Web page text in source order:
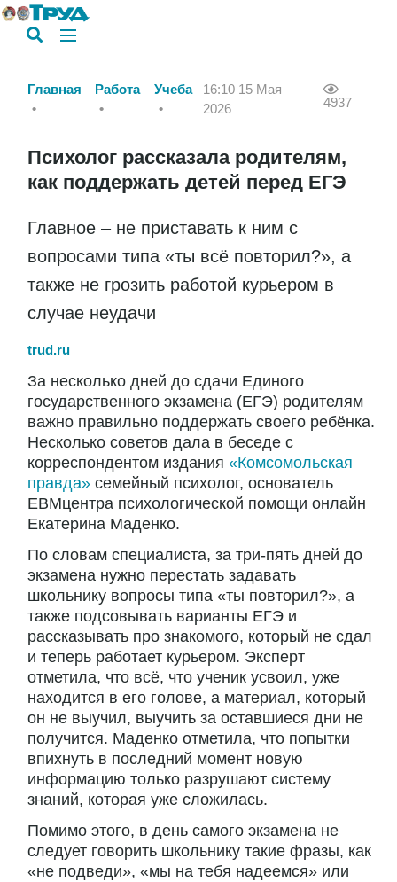
Главная Работа Учеба
16:10 15 Мая
2026
4937
Психолог рассказала родителям,
как поддержать детей перед ЕГЭ
Главное – не приставать к ним с
вопросами типа «ты всё повторил?», а
также не грозить работой курьером в
случае неудачи
trud.ru
За несколько дней до сдачи Единого
государственного экзамена (ЕГЭ) родителям
важно правильно поддержать своего ребёнка.
Несколько советов дала в беседе с
корреспондентом издания «Комсомольская
правда» семейный психолог, основатель
ЕВМцентра психологической помощи онлайн
Екатерина Маденко.
По словам специалиста, за три-пять дней до
экзамена нужно перестать задавать
школьнику вопросы типа «ты повторил?», а
также подсовывать варианты ЕГЭ и
рассказывать про знакомого, который не сдал
и теперь работает курьером. Эксперт
отметила, что всё, что ученик усвоил, уже
находится в его голове, а материал, который
он не выучил, выучить за оставшиеся дни не
получится. Маденко отметила, что попытки
впихнуть в последний момент новую
информацию только разрушают систему
знаний, которая уже сложилась.
Помимо этого, в день самого экзамена не
следует говорить школьнику такие фразы, как
«не подведи», «мы на тебя надеемся» или